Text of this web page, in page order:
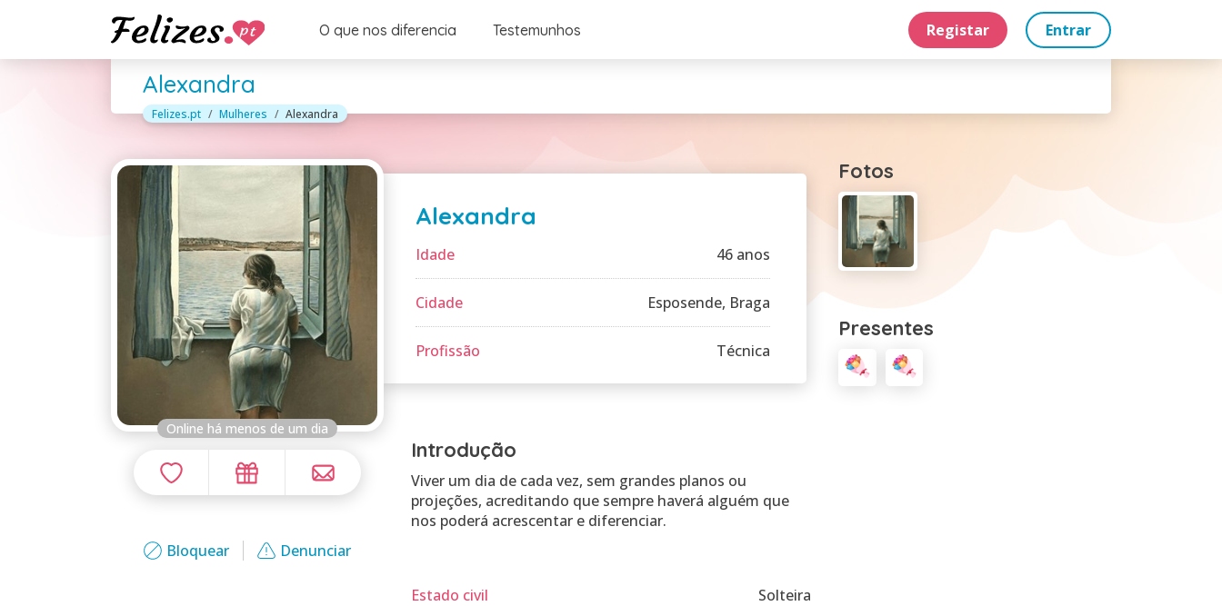
O que nos diferencia Testemunhos Registar Entrar
Alexandra
Felizes.pt Mulheres Alexandra
Online há menos de um dia
Bloquear Denunciar
Alexandra
Idade 46 anos
Cidade Esposende, Braga
Profissão Técnica
Introdução
Viver um dia de cada vez, sem grandes planos ou
projeções, acreditando que sempre haverá alguém que
Estado civil
Solteira
Fotos
Presentes